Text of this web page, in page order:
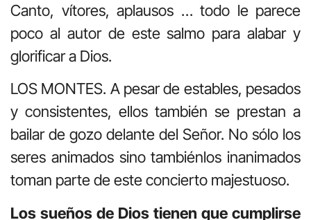
Canto, vítores, aplausos … todo le parece
poco al autor de este salmo para alabar y
glorificar a Dios.
LOS MONTES. A pesar de estables, pesados
y consistentes, ellos también se prestan a
bailar de gozo delante del Señor. No sólo los
seres animados sino tambiénlos inanimados
toman parte de este concierto majestuoso.
Los sueños de Dios tienen que cumplirse